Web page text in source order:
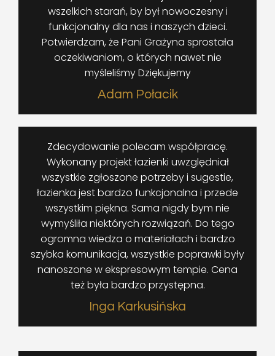
wszelkich starań, by był nowoczesny i
funkcjonalny dla nas i naszych dzieci.
Potwierdzam, że Pani Grażyna sprostała
oczekiwaniom, o których nawet nie
myśleliśmy Dziękujemy
Adam Połacik
Zdecydowanie polecam współpracę.
Wykonany projekt łazienki uwzględniał
wszystkie zgłoszone potrzeby i sugestie,
łazienka jest bardzo funkcjonalna i przede
wszystkim piękna. Sama nigdy bym nie
wymyśliła niektórych rozwiązań. Do tego
ogromna wiedza o materiałach i bardzo
szybka komunikacja, wszystkie poprawki były
nanoszone w ekspresowym tempie. Cena
też była bardzo przystępna.
Inga Karkusińska